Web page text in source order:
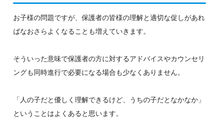
お子様の問題ですが、保護者の皆様の理解と適切な促しがあれ
ばなおさらよくなることも増えていきます。
そういった意味で保護者の方に対するアドバイスやカウンセリ
ングも同時進行で必要になる場合も少なくありません。
「人の子だと優しく理解できるけど、うちの子だとなかなか」
ということはよくあると思います。